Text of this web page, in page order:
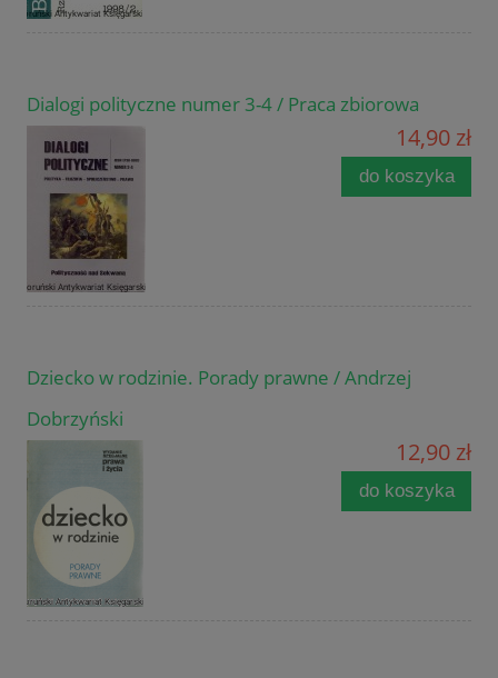
Dialogi polityczne numer 3-4 / Praca zbiorowa
14,90 zł
do koszyka
Dziecko w rodzinie. Porady prawne / Andrzej
Dobrzyński
12,90 zł
do koszyka